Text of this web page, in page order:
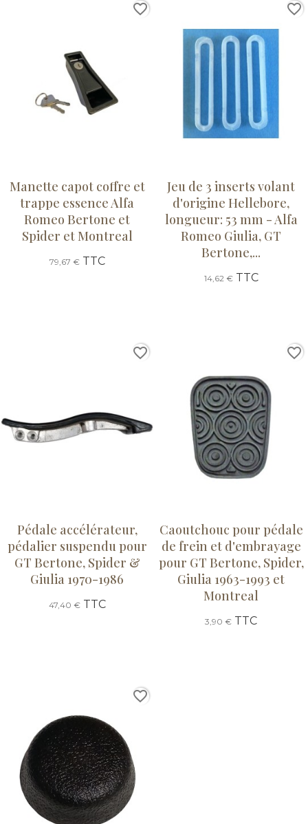
Manette capot coffre et
trappe essence Alfa
Romeo Bertone et
Spider et Montreal
79,67 €TTC
favorite_border
Jeu de 3 inserts volant
d'origine Hellebore,
longueur: 53 mm - Alfa
Romeo Giulia, GT
Bertone,...
14,62 €TTC
favorite_border
Pédale accélérateur,
pédalier suspendu pour
GT Bertone, Spider &
Giulia 1970-1986
47,40 €TTC
favorite_border
Caoutchouc pour pédale
de frein et d'embrayage
pour GT Bertone, Spider,
Giulia 1963-1993 et
Montreal
3,90 € TTC
favorite_border
favorite_border